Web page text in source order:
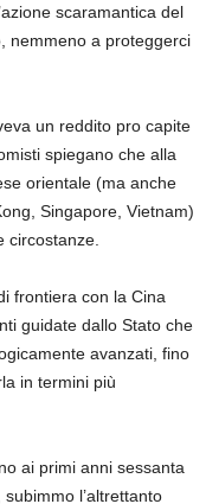
scaramantica del
nemmeno a proteggerci
un reddito pro capite
spiegano che alla
orientale (ma anche
Singapore, Vietnam)
circostanze.
frontiera con la Cina
guidate dallo Stato che
avanzati, fino
in termini più
ai primi anni sessanta
l’altrettanto